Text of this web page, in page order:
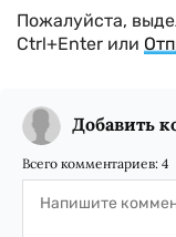
Пожалуйста,
Ctrl+Enter или
Добавить
Всего комментариев: 4